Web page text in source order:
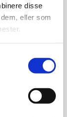
disse
eller som